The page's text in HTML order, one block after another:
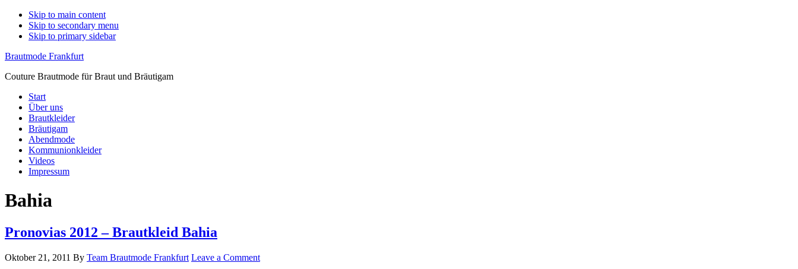
Skip to main content
Skip to secondary menu
Skip to primary sidebar
Brautmode Frankfurt
Couture Brautmode für Braut und Bräutigam
Start
Über uns
Brautkleider
Bräutigam
Abendmode
Kommunionkleider
Videos
Impressum
Bahia
Pronovias 2012 – Brautkleid Bahia
Oktober 21, 2011 By Team Brautmode Frankfurt Leave a Comment